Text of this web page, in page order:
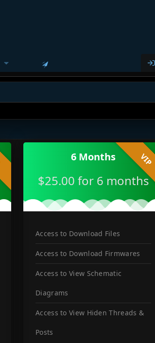
VIP
6 Months
$25.00 for 6 months
Access to Download Files
Access to Download Firmwares
Access to View Schematic
Diagrams
Access to View Hiden Threads &
Posts